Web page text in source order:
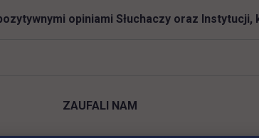
opiniami Słuchaczy oraz Instytucji,
ZAUFALI NAM